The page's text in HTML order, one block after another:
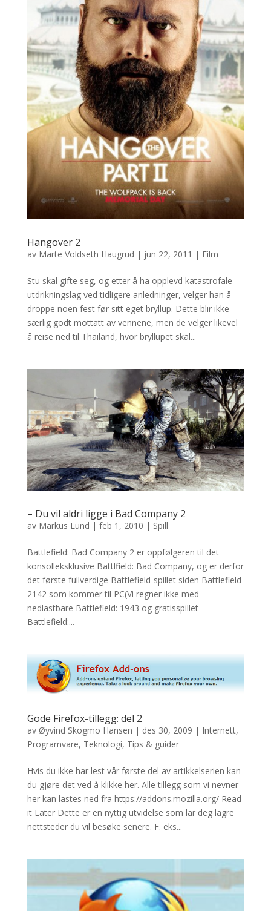
Hangover 2
av Marte Voldseth Haugrud | jun 22, 2011 | Film
Stu skal gifte seg, og etter å ha opplevd katastrofale
utdrikningslag ved tidligere anledninger, velger han å
droppe noen fest før sitt eget bryllup. Dette blir ikke
særlig godt mottatt av vennene, men de velger likevel
å reise ned til Thailand, hvor bryllupet skal...
– Du vil aldri ligge i Bad Company 2
av Markus Lund | feb 1, 2010 | Spill
Battlefield: Bad Company 2 er oppfølgeren til det
konsolleksklusive Battlfield: Bad Company, og er derfor
det første fullverdige Battlefield-spillet siden Battlefield
2142 som kommer til PC(Vi regner ikke med
nedlastbare Battlefield: 1943 og gratisspillet
Battlefield:...
Gode Firefox-tillegg: del 2
av Øyvind Skogmo Hansen | des 30, 2009 | Internett,
Programvare, Teknologi, Tips & guider
Hvis du ikke har lest vår første del av artikkelserien kan
du gjøre det ved å klikke her. Alle tillegg som vi nevner
her kan lastes ned fra https://addons.mozilla.org/ Read
it Later Dette er en nyttig utvidelse som lar deg lagre
nettsteder du vil besøke senere. F. eks...